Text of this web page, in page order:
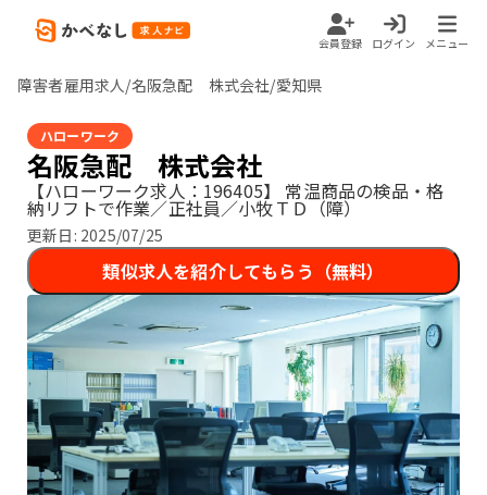
会員登録 ログイン メニュー
障害者雇用求人/名阪急配 株式会社/愛知県
ハローワーク
名阪急配 株式会社
【ハローワーク求人：196405】 常温商品の検品・格
納リフトで作業／正社員／小牧ＴＤ（障）
更新日: 2025/07/25
類似求人を紹介してもらう（無料）